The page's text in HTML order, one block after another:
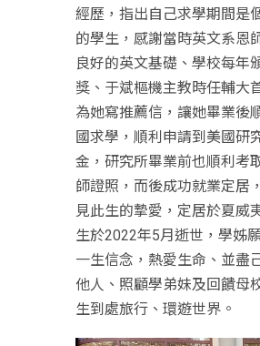
經歷，指出自己求學期間是
的學生，感謝當時英文系恩
良好的英文基礎、學校每年
獎、于斌樞機主教時任輔大
為她寫推薦信，讓她畢業後
國求學，順利申請到美國研
金，研究所畢業前也順利考
師證照，而後成功就業定居
見此生的摯愛，定居於夏威
生於2022年5月逝世，學姊
一生信念，熱愛生命、並盡
他人、照顧學弟妹及回饋母
生到處旅行、環遊世界。